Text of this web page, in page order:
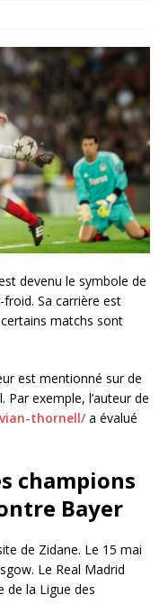
devenu le symbole de
froid. Sa carrière est
matchs sont
est mentionné sur de
exemple, l’auteur de
thornell/a évalué
champions
Bayer
de Zidane. Le 15 mai
Le Real Madrid
de la Ligue des